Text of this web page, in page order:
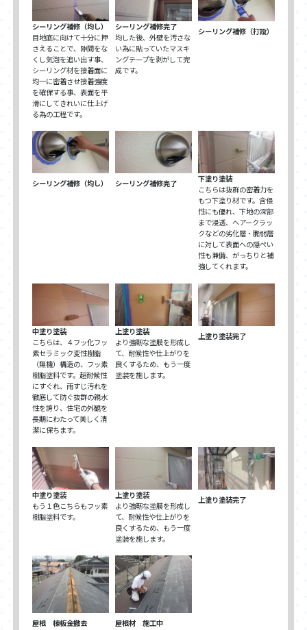
シーリング補修（均し）
目地底に向けて十分に押
さえることで、隙間をな
くし気泡を追い出す事、
シーリング材を接着面に
均一に密着させ接着強度
を確保する事、表面を平
滑にしてきれいに仕上げ
る為の工程です。
シーリング補修完了
均した後、外壁を汚さな
い為に貼っていたマスキ
ングテープを剥がして完
成です。
シーリング補修（打設）
シーリング補修（均し） シーリング補修完了
下塗り塗装
こちらは抜群の密着力を
もつ下塗り材です。含侵
性にも優れ、下地の深部
まで浸透、ヘアークラッ
クなどの劣化層・脆弱層
に対して表面への隠ぺい
性も兼備、がっちりと補
強してくれます。
中塗り塗装
こちらは、４フッ化フッ
素セラミック変性樹脂
（無機）構造の、フッ素
樹脂塗料です。超耐候性
にすぐれ、雨すじ汚れを
徹底して防ぐ抜群の親水
性を誇り、住宅の外観を
長期にわたって美しく清
潔に保ちます。
上塗り塗装
より強靭な塗膜を形成し
て、耐候性や仕上がりを
良くするため、もう一度
塗装を施します。
上塗り塗装完了
中塗り塗装
もう１色こちらもフッ素
樹脂塗料です。
上塗り塗装
より強靭な塗膜を形成し
て、耐候性や仕上がりを
良くするため、もう一度
塗装を施します。
上塗り塗装完了
屋根 棟板金撤去 屋根材 施工中